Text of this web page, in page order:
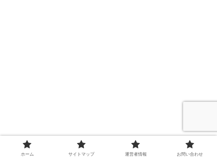
ホーム サイトマップ 運営者情報 お問い合わせ